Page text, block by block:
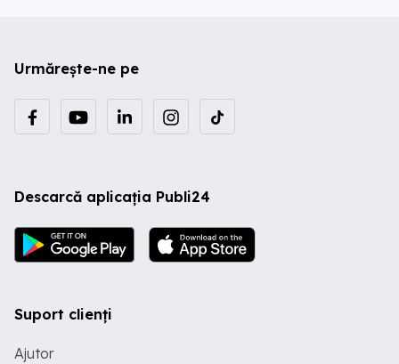
Urmărește-ne pe
Descarcă aplicația Publi24
Suport clienți
Ajutor